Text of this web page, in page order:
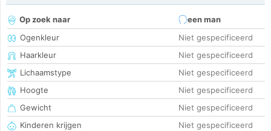
Op zoek naar
een man
Ogenkleur
Niet gespecificeerd
Haarkleur
Niet gespecificeerd
Lichaamstype
Niet gespecificeerd
Hoogte
Niet gespecificeerd
Gewicht
Niet gespecificeerd
Kinderen krijgen
Niet gespecificeerd